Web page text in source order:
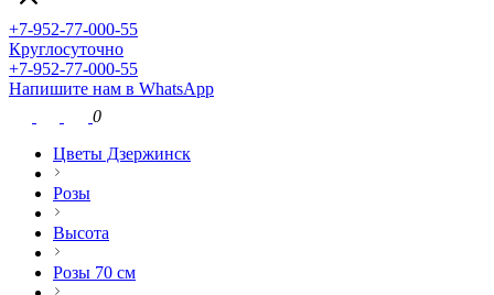
+7-952-77-000-55
Круглосуточно
+7-952-77-000-55
Напишите нам в WhatsApp
0
Цветы Дзержинск
Розы
Высота
Розы 70 см